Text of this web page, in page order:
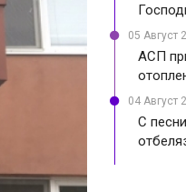
05 Август
АСП
04 Август
С